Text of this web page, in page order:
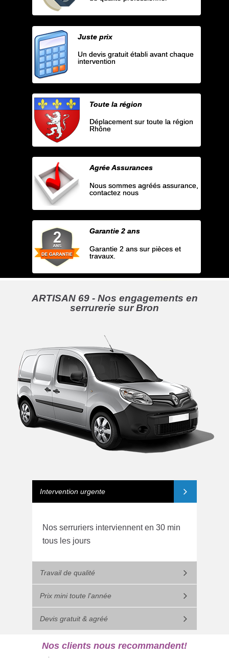
Juste prix
Un devis gratuit établi avant chaque
intervention
Toute la région
Déplacement sur toute la région
Rhône
Agrée Assurances
Nous sommes agréés assurance,
contactez nous
Garantie 2 ans
Garantie 2 ans sur pièces et
travaux.
ARTISAN 69 - Nos engagements en
serrurerie sur Bron
Intervention urgente
Nos serruriers interviennent en 30 min
tous les jours
Travail de qualité
Prix mini toute l'année
Devis gratuit & agréé
Nos clients nous recommandent!